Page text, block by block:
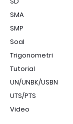
SMA
SMP
Soal
Trigonometri
Tutorial
UN/UNBK/USBN
UTS/PTS
Video